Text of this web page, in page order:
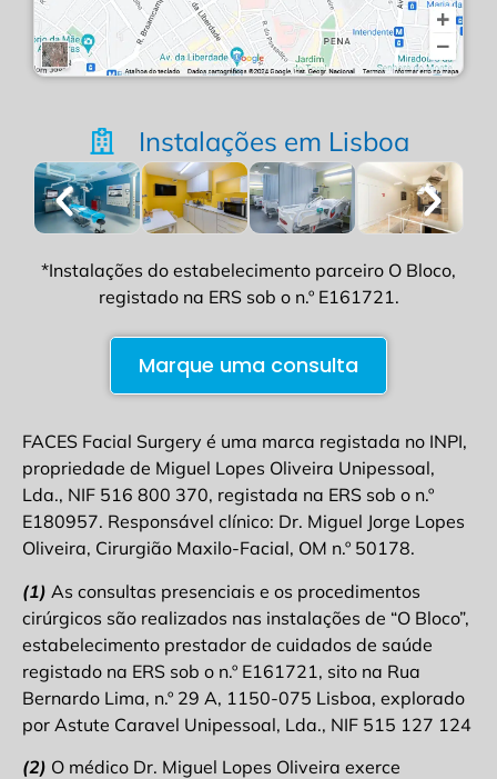
Instalações em Lisboa
*Instalações do estabelecimento parceiro O Bloco,
registado na ERS sob o n.º E161721.
Marque uma consulta
FACES Facial Surgery é uma marca registada no INPI,
propriedade de Miguel Lopes Oliveira Unipessoal,
Lda., NIF 516 800 370, registada na ERS sob o n.º
E180957. Responsável clínico: Dr. Miguel Jorge Lopes
Oliveira, Cirurgião Maxilo-Facial, OM n.º 50178.
(1) As consultas presenciais e os procedimentos
cirúrgicos são realizados nas instalações de “O Bloco”,
estabelecimento prestador de cuidados de saúde
registado na ERS sob o n.º E161721, sito na Rua
Bernardo Lima, n.º 29 A, 1150-075 Lisboa, explorado
por Astute Caravel Unipessoal, Lda., NIF 515 127 124
(2) O médico Dr. Miguel Lopes Oliveira exerce